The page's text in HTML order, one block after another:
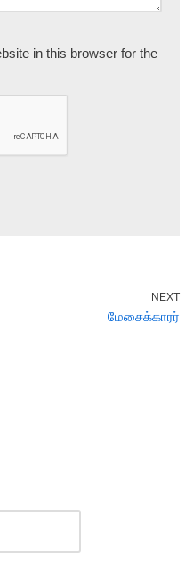
in this browser for the
NEXT
மேசைக்காரர்